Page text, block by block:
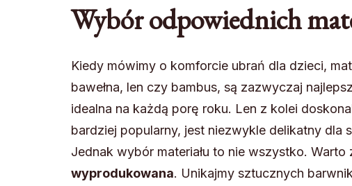
Wybór odpowiednich
Kiedy mówimy o komforcie ubrań dla dzieci,
bawełna, len czy bambus, są zazwyczaj
idealna na każdą porę roku. Len z kolei
bardziej popularny, jest niezwykle delikatny dla
Jednak wybór materiału to nie wszystko.
wyprodukowana. Unikajmy sztucznych